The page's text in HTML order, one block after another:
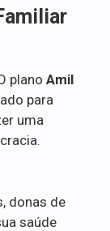
plano Amil
para
uma
donas de
saúde